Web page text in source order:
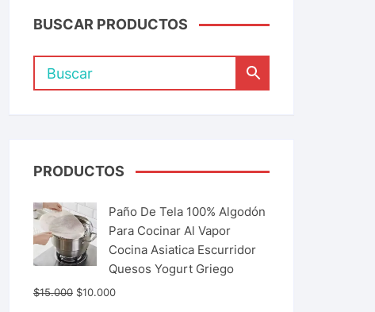
BUSCAR PRODUCTOS
PRODUCTOS
Paño De Tela 100% Algodón
Para Cocinar Al Vapor
Cocina Asiatica Escurridor
Quesos Yogurt Griego
$15.000 $10.000